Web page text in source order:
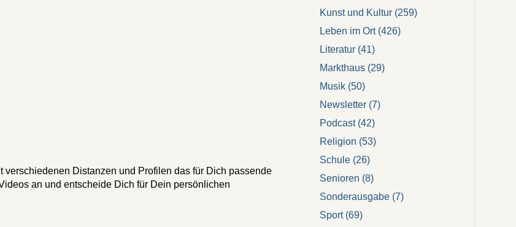
verschiedenen Distanzen und Profilen das für Dich passende
an und entscheide Dich für Dein persönlichen
Kunst und Kultur (259)
Leben im Ort(426)
Literatur (41)
Markthaus (29)
Musik (50)
Newsletter (7)
Podcast(42)
Religion (53)
Schule (26)
Senioren (8)
Sonderausgabe (7)
Sport(69)